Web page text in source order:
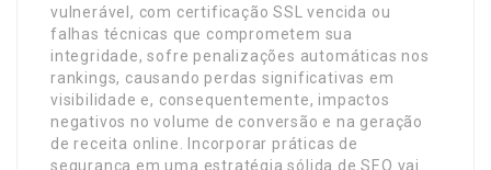
vulnerável, com certificação SSL vencida ou
falhas técnicas que comprometem sua
integridade, sofre penalizações automáticas nos
rankings, causando perdas significativas em
visibilidade e, consequentemente, impactos
negativos no volume de conversão e na geração
de receita online. Incorporar práticas de
segurança em uma estratégia sólida de SEO vai